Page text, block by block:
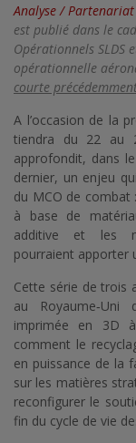
Analyse / Partenariat
est publié dans le
Opérationnels SLDS
opérationnelle
courte
A l’occasion de la
tiendra du 22 au
approfondit, dans
dernier, un enjeu
du MCO de combat
à base de
additive et les
pourraient apporter
Cette série de trois
au Royaume‑Uni
imprimée en 3D
comment le
en puissance de la
sur les matières
reconfigurer le
fin du cycle de vie